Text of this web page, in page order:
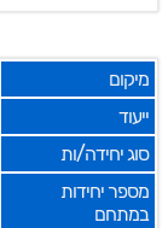
מיקום
ייעוד
סוג יחידה/ות
מספר יחידות
במתחם